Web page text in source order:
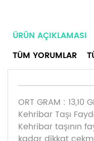
ÜRÜN AÇIKLAMASI
TÜM YORUMLAR
ORT GRAM : 13,10
Kehribar Taşı
Kehribar taşının